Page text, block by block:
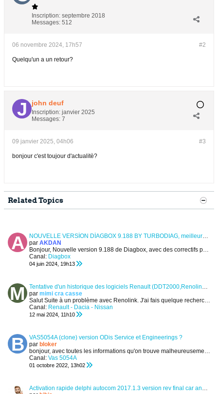
Inscription: septembre 2018
Messages: 512
#2
06 novembre 2024, 17h57
Quelqu'un a un retour?
john deuf
Inscription: janvier 2025
Messages: 7
#3
09 janvier 2025, 04h06
bonjour c'est toujour d'actualitè?
Related Topics
NOUVELLE VERSİON DİAGBOX 9.188 BY TURBODIAG, meilleure fonctionnalité parmit DIAGBOX
par AKDAN
Bonjour, Nouvelle version 9.188 de Diagbox, avec des correctifs pour les personnes utilisant des systèmes complètement hors ligne....
Canal: Diagbox
04 juin 2024, 19h13
Tentative d'un historique des logiciels Renault (DDT2000,Renolink,DDT4ALL,ect)
par mimi cra casse
SalutSuite à un problème avec Renolink. J'ai fais quelque recherche sur les Diag pour Renault. Je me suis dit que j’allais faire un pti récap...
Canal: Renault - Dacia - Nissan
12 mai 2024, 11h10
VAS5054A (clone) version ODis Service et Engineerings ?
par bloker
bonjour, avec toutes les informations qu'on trouve malheureusement l'information est est confuse pour moi.
Canal: Vas 5054A
01 octobre 2022, 13h02
Activation rapide delphi autocom 2017.1.3 version rev final car and truck